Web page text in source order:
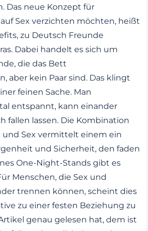
Das neue Konzept für
Sex verzichten möchten, heißt
zu Deutsch Freunde
Dabei handelt es sich um
die das Bett
aber kein Paar sind. Das klingt
feinen Sache. Man
entspannt, kann einander
fallen lassen. Die Kombination
und Sex vermittelt einem ein
und Sicherheit, den faden
One-Night-Stands gibt es
Menschen, die Sex und
trennen können, scheint dies
zu einer festen Beziehung zu
genau gelesen hat, dem ist